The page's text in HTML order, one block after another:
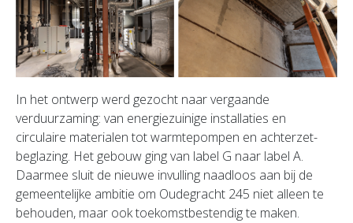
In het ontwerp werd gezocht naar vergaande
verduurzaming: van energiezuinige installaties en
circulaire materialen tot warmtepompen en achterzet-
beglazing. Het gebouw ging van label G naar label A.
Daarmee sluit de nieuwe invulling naadloos aan bij de
gemeentelijke ambitie om Oudegracht 245 niet alleen te
behouden, maar ook toekomstbestendig te maken.